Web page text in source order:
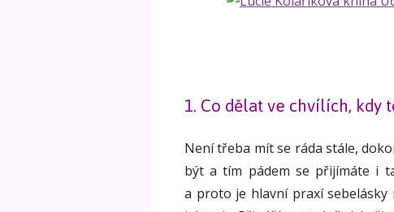
1. Co dělat ve chvílích, kdy
Není třeba mít se ráda stále,
být a tím pádem se přijímáte i
a proto je hlavní praxí sebelásky